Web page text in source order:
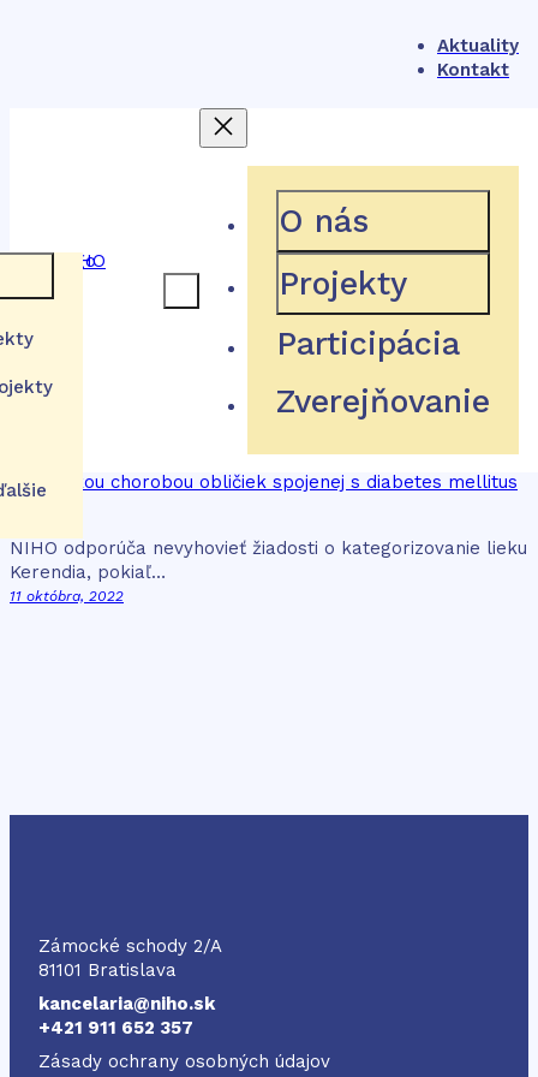
Aktuality
Kontakt
O nás
Projekty
Participácia
Zverejňovanie
finerenón
9: Liečivo finerenón (Kerendia)
na liečbu pacientov s
chronickou chorobou obličiek
spojenej s diabetes mellitus 2.
typu
NIHO odporúča nevyhovieť žiadosti o kategorizovanie lieku
Kerendia, pokiaľ…
11 októbra, 2022
NIHO
Zámocké schody 2/A
81101 Bratislava
kancelaria@niho.sk
+421 911 652 357
Zásady ochrany osobných údajov